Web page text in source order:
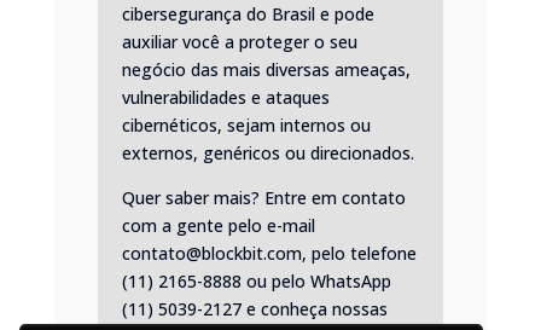
cibersegurança do Brasil e pode
auxiliar você a proteger o seu
negócio das mais diversas ameaças,
vulnerabilidades e ataques
cibernéticos, sejam internos ou
externos, genéricos ou direcionados.
Quer saber mais? Entre em contato
com a gente pelo e-mail
contato@blockbit.com, pelo telefone
(11) 2165-8888 ou pelo WhatsApp
(11) 5039-2127e conheça nossas